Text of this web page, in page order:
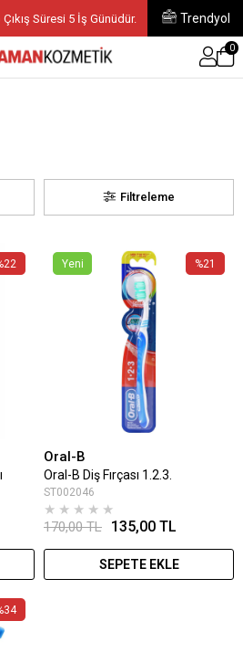
Süresi 5 İş Günüdür. Trendyol
0
Filtreleme
%21
Yeni
Oral-B
Oral-B Diş Fırçası 1.2.3.
ST002046
★ ★ ★ ★ ★
135,00 TL
170,00 TL
SEPETE EKLE